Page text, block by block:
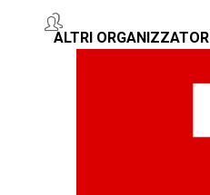
ALTRI ORGANIZZATORI